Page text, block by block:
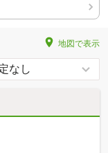
地図で表示